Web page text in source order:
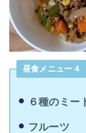
昼食メニュー４
６種のミー
フルーツ